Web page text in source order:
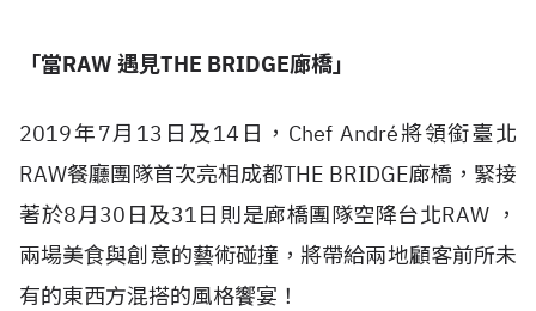
「當RAW 遇見THE BRIDGE廊橋」
2019年7月13日及14日，Chef André將領銜臺北
RAW餐廳團隊首次亮相成都THE BRIDGE廊橋，緊接
著於8月30日及31日則是廊橋團隊空降台北RAW ，
兩場美食與創意的藝術碰撞，將帶給兩地顧客前所未
有的東西方混搭的風格饗宴！